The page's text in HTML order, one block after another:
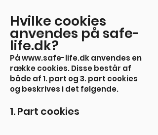
Hvilke cookies
anvendes på safe-
life.dk?
Påwww.safe-life.dkanvendes en
række cookies. Disse består af
både af 1. part og 3. part cookies
og beskrives i det følgende.
1. Part cookies